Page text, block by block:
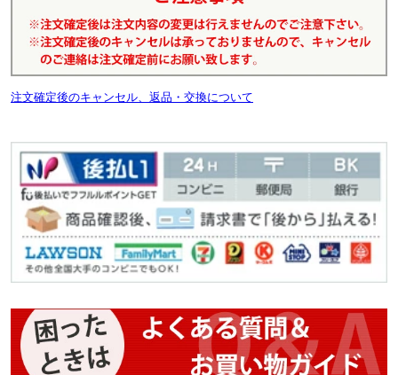
注文確定後のキャンセル、返品・交換について